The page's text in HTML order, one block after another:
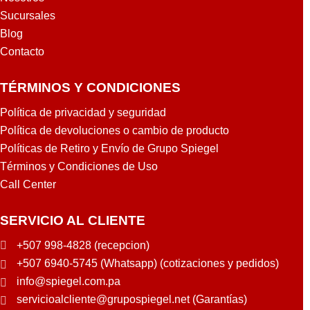
O
L
Sucursales
Blog
Contacto
TÉRMINOS Y CONDICIONES
Política de privacidad y seguridad
Política de devoluciones o cambio de producto
Políticas de Retiro y Envío de Grupo Spiegel
Términos y Condiciones de Uso
Call Center
SERVICIO AL CLIENTE
+507 998-4828 (recepcion)
+507 6940-5745 (Whatsapp) (cotizaciones y pedidos)
info@spiegel.com.pa
servicioalcliente@grupospiegel.net (Garantías)